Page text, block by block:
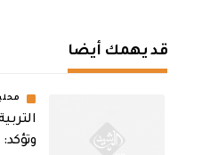
قد يهمك أيضا